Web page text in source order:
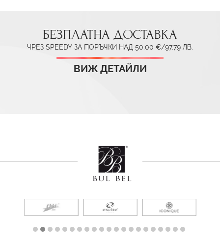
БЕЗПЛАТНА ДОСТАВКА
ЧРЕЗ SPEEDY ЗА ПОРЪЧКИ НАД 50.00 €/97.79 ЛВ.
ВИЖ ДЕТАЙЛИ